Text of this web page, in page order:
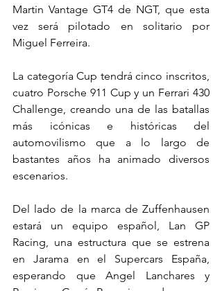
Martin Vantage GT4 de NGT, que esta
vez será pilotado en solitario por
Miguel Ferreira.
La categoría Cup tendrá cinco inscritos,
cuatro Porsche 911 Cup y un Ferrari 430
Challenge, creando una de las batallas
más icónicas e históricas del
automovilismo que a lo largo de
bastantes años ha animado diversos
escenarios.
Del lado de la marca de Zuffenhausen
estará un equipo español, Lan GP
Racing, una estructura que se estrena
en Jarama en el Supercars España,
esperando que Angel Lanchares y